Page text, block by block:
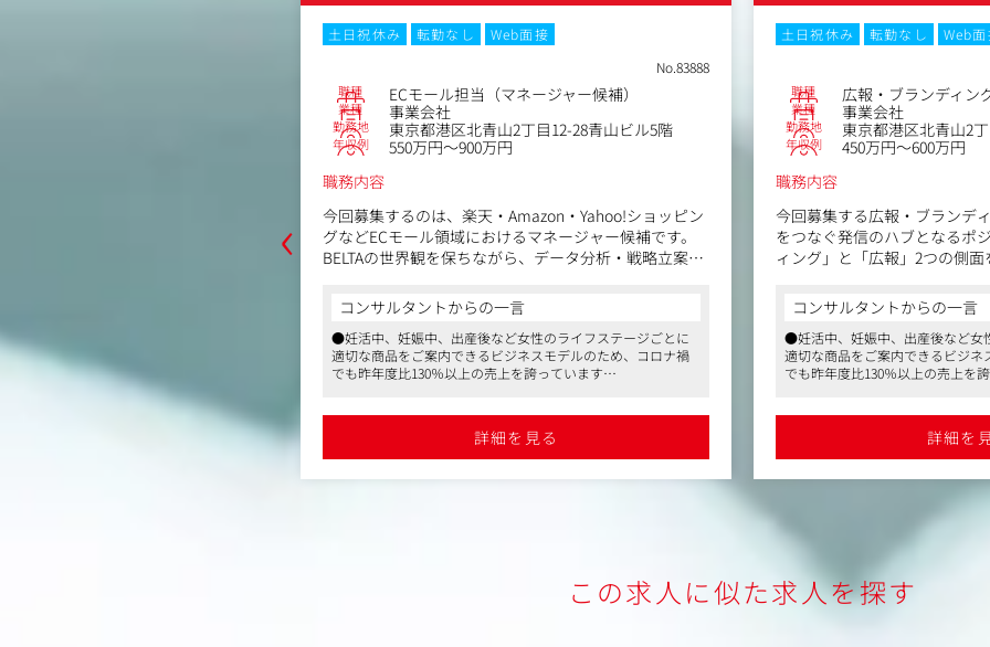
‹
ィング担当
ンナー
の課題を解決するという企業理念のも
ンパニーとして2013年に
。ライフステージをあなたと育むをブラ
客様のライフステージ変
体の変化に着目した 商品とカスタマー
土日祝休み 転勤なし
Web面接
No.83888
職種 ECモール担当（マネージャー候補）
業種 事業会社
勤務地 東京都港区北青山2丁目12-28青山ビル5階
年収例
550万円～900万円
職務内容
今回募集するのは、楽天・Amazon・Yahoo!ショッピン
グなどECモール領域におけるマネージャー候補です。
BELTAの世界観を保ちながら、データ分析・戦略立案・
ていただきます。
【業務の一例】
・各モール（楽天・Amazon・Yahoo）における販売戦
略の立案・実行
・モール内広告運用の戦略設計・効果検証
・四半期・月次レポートの作成、経営層への報告・改善
コンサルタントからの一言
●妊活中、妊娠中、出産後など女性のライフステージごとに
適切な商品をご案内できるビジネスモデルのため、コロナ禍
でも昨年度比130％以上の売上を誇っています
●未経験から挑戦可能なマーケティング求人です
詳細を見る
土日祝休み 転勤なし Web
職種 広報・ブランディン
業種 事業会社
勤務地 東京都港区北青山2
年収例
450万円～600万円
職務内容
今回募集する広報・ブランデ
をつなぐ発信のハブとなるポ
ィング」と「広報」2つの側
具体的には (一例)
1.ブランディングとしての役割
・自治体、教育、スポーツ分
ョンケア普及に向けた営業開
・企画した内容を社会に広げ
・連携プロジェクトの実行、
2.広報としての役割
・新たな取り組み、発表、提
・各メディア（新聞・テレビ
コンサルタントからの一言
●妊活中、妊娠中、出産後など女
適切な商品をご案内できるビジネ
でも昨年度比130％以上の売上を
●未経験から挑戦可能なマーケテ
詳細を
この求人に似た求人を探す